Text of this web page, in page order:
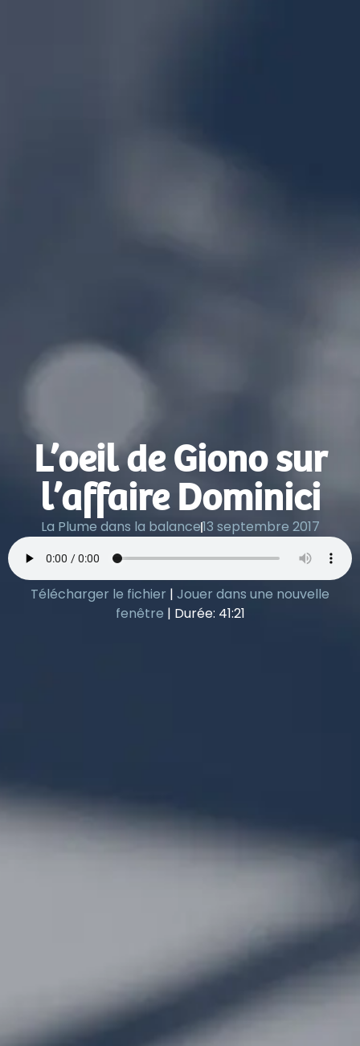
L’oeil de Giono sur
l’affaire Dominici
La Plume dans la balance13 septembre 2017
Télécharger le fichier | Jouer dans une nouvelle
fenêtre | Durée: 41:21